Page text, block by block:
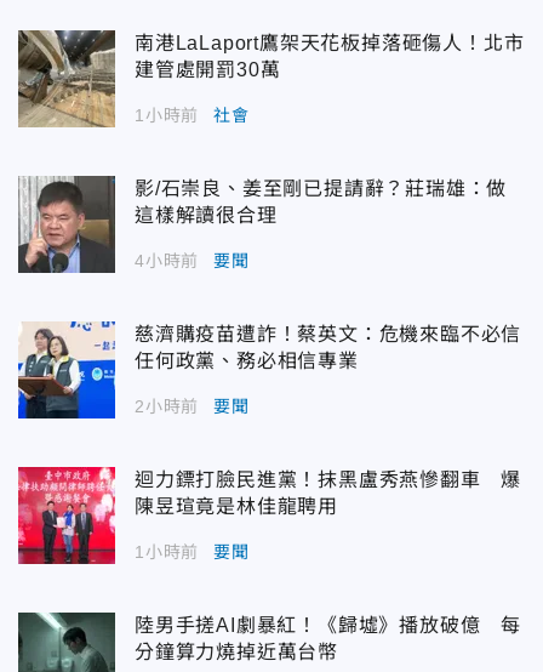
南港LaLaport鷹架天花板掉落砸傷人！北市
建管處開罰30萬
1小時前 社會
影/石崇良、姜至剛已提請辭？莊瑞雄：做
這樣解讀很合理
4小時前 要聞
慈濟購疫苗遭詐！蔡英文：危機來臨不必信
任何政黨、務必相信專業
2小時前 要聞
迴力鏢打臉民進黨！抹黑盧秀燕慘翻車 爆
陳昱瑄竟是林佳龍聘用
1小時前 要聞
陸男手搓AI劇暴紅！《歸墟》播放破億 每
分鐘算力燒掉近萬台幣